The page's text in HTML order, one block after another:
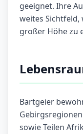
geeignet. Ihre
weites Sichtfeld,
großer Höhe zu
Bartgeier
sowie Teilen